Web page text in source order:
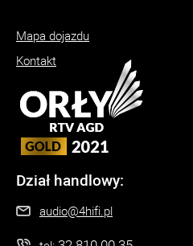
Mapa dojazdu
Kontakt
Dział handlowy:
audio@4hifi.pl